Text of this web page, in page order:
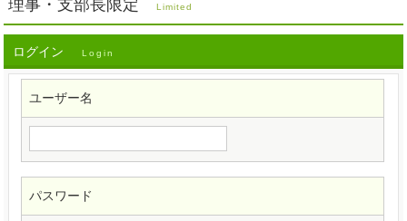
理事・支部長限定 Limited
ログイン Login
ユーザー名
パスワード